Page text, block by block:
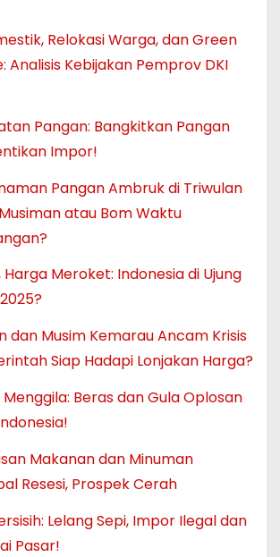
Relokasi Warga, dan Green
Kebijakan Pemprov DKI
Pangan: Bangkitkan Pangan
Impor!
Pangan Ambruk di Triwulan
atau Bom Waktu
Harga Meroket: Indonesia di Ujung
dan Musim Kemarau Ancam Krisis
Siap Hadapi Lonjakan Harga?
Beras dan Gula Oplosan
Makanan dan Minuman
Resesi, Prospek Cerah
Lelang Sepi, Impor Ilegal dan
Pasar!